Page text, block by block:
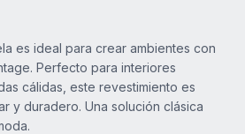
es ideal para crear ambientes con
Perfecto para interiores
cálidas, este revestimiento es
y duradero. Una solución clásica